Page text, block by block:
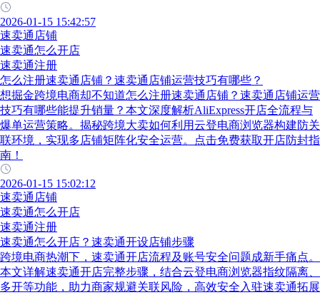
2026-01-15 15:42:57
速卖通店铺
速卖通怎么开店
速卖通注册
怎么注册速卖通店铺？速卖通店铺运营技巧有哪些？
想掘金跨境电商却不知道怎么注册速卖通店铺？速卖通店铺运营
技巧有哪些能提升销量？本文深度解析AliExpress开店全流程与
爆单运营策略。揭秘跨境大卖如何利用云登电商浏览器构建防关
联环境，实现多店铺矩阵化安全运营。点击免费获取开店防封指
南！
2026-01-15 15:02:12
速卖通店铺
速卖通怎么开店
速卖通注册
速卖通怎么开店？速卖通开设店铺步骤
跨境电商热潮下，速卖通开店流程及账号安全问题成新手痛点。
本文详解速卖通开店完整步骤，结合云登电商浏览器指纹隔离、
多开等功能，助力商家规避关联风险，高效安全入驻速卖通拓展